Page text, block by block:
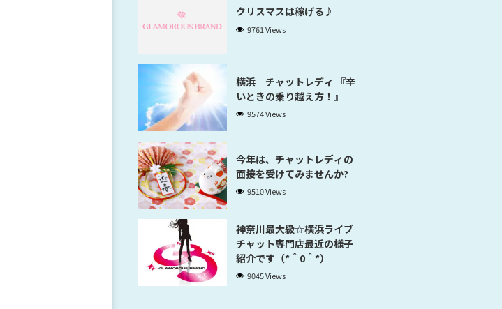
クリスマスは稼げる♪
9761 Views
横浜 チャットレディ 『辛
いときの乗り越え方！』
9574 Views
今年は、チャットレディの
面接を受けてみませんか?
9510 Views
神奈川最大級☆横浜ライブ
チャット専門店最近の様子
紹介です（*＾0＾*）
9045 Views